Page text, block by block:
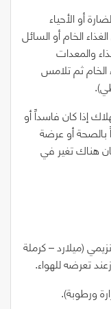
أو الأحياء
الخام أو السائل
والمعدات
الخام ثم تلامس
إذا كان فاسداً أو
بالصحة أو عرضة
هناك تغير في
(ميلارد–كرملة
تعرضه للهواء.
ورطوبة).